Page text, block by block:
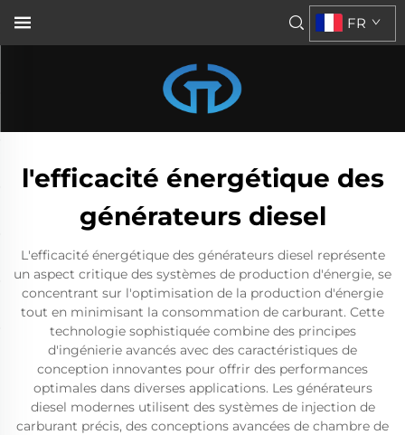
FR
l'efficacité énergétique des
générateurs diesel
L'efficacité énergétique des générateurs diesel représente
un aspect critique des systèmes de production d'énergie, se
concentrant sur l'optimisation de la production d'énergie
tout en minimisant la consommation de carburant. Cette
technologie sophistiquée combine des principes
d'ingénierie avancés avec des caractéristiques de
conception innovantes pour offrir des performances
optimales dans diverses applications. Les générateurs
diesel modernes utilisent des systèmes de injection de
carburant précis, des conceptions avancées de chambre de